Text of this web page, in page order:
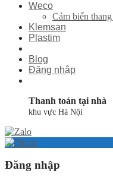
Weco
Cảm biến
Klemsan
Plastim
Blog
Đăng nhập
Thanh toán tại nhà
khu vực Hà Nội
Đăng nhập